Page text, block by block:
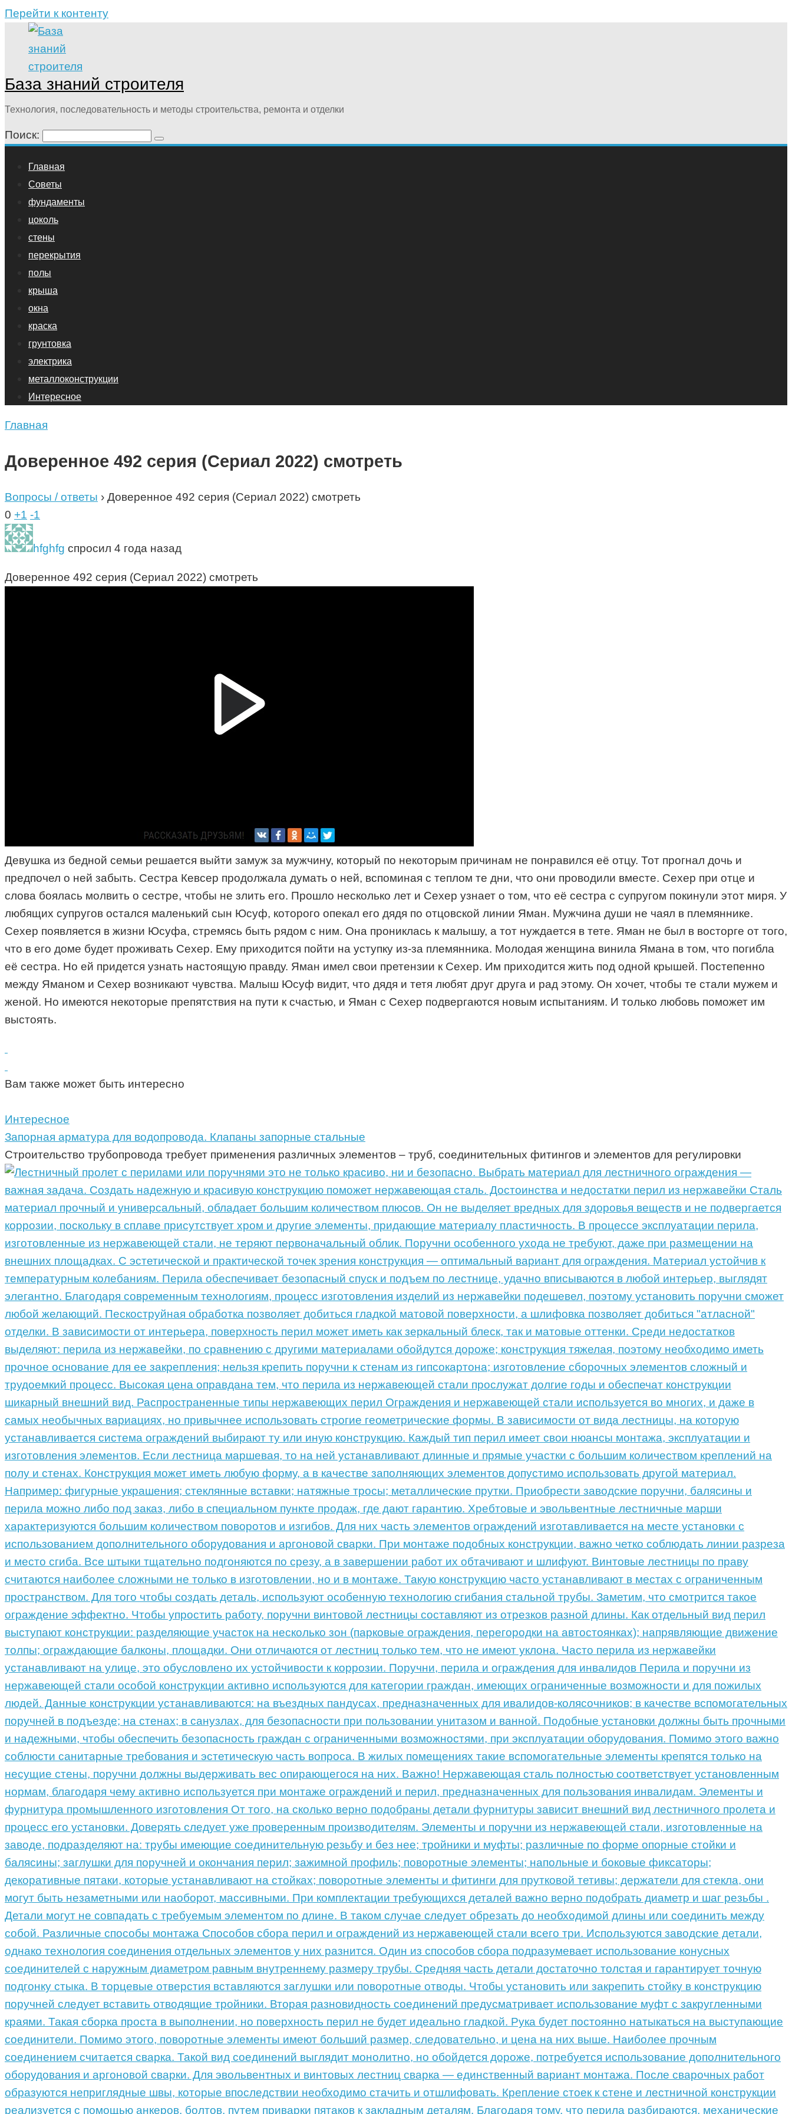
Перейти к контенту
База знаний строителя
Технология, последовательность и методы строительства, ремонта и отделки
Поиск:
Главная
Советы
фундаменты
цоколь
стены
перекрытия
полы
крыша
окна
краска
грунтовка
электрика
металлоконструкции
Интересное
Главная
Доверенное 492 серия (Сериал 2022) смотреть
Вопросы / ответы › Доверенное 492 серия (Сериал 2022) смотреть
0 +1 -1
hfghfg спросил 4 года назад
Доверенное 492 серия (Сериал 2022) смотреть
Девушка из бедной семьи решается выйти замуж за мужчину, который по некоторым причинам не понравился её отцу. Тот прогнал дочь и
предпочел о ней забыть. Сестра Кевсер продолжала думать о ней, вспоминая с теплом те дни, что они проводили вместе. Сехер при отце и
слова боялась молвить о сестре, чтобы не злить его. Прошло несколько лет и Сехер узнает о том, что её сестра с супругом покинули этот миря. У
любящих супругов остался маленький сын Юсуф, которого опекал его дядя по отцовской линии Яман. Мужчина души не чаял в племяннике.
Сехер появляется в жизни Юсуфа, стремясь быть рядом с ним. Она прониклась к малышу, а тот нуждается в тете. Яман не был в восторге от того,
что в его доме будет проживать Сехер. Ему приходится пойти на уступку из-за племянника. Молодая женщина винила Ямана в том, что погибла
её сестра. Но ей придется узнать настоящую правду. Яман имел свои претензии к Сехер. Им приходится жить под одной крышей. Постепенно
между Яманом и Сехер возникают чувства. Малыш Юсуф видит, что дядя и тетя любят друг друга и рад этому. Он хочет, чтобы те стали мужем и
женой. Но имеются некоторые препятствия на пути к счастью, и Яман с Сехер подвергаются новым испытаниям. И только любовь поможет им
выстоять.
Вам также может быть интересно
Интересное
Запорная арматура для водопровода. Клапаны запорные стальные
Строительство трубопровода требует применения различных элементов – труб, соединительных фитингов и элементов для регулировки